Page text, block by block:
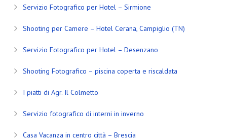
Servizio Fotografico per Hotel – Sirmione
Shooting per Camere – Hotel Cerana, Campiglio (TN)
Servizio Fotografico per Hotel – Desenzano
Shooting Fotografico – piscina coperta e riscaldata
I piatti di Agr. Il Colmetto
Servizio fotografico di interni in inverno
Casa Vacanza in centro città – Brescia